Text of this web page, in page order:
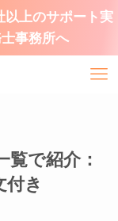
以上のサポート実
事務所へ
覧で紹介：
付き